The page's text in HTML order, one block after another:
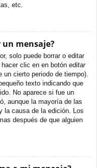
etc.
un mensaje?
solo puede borrar o editar
clic en en botón editar
cierto periodo de tiempo).
texto indicando que
No aparece si fue un
aunque la mayoría de las
la causa de la edición. Los
después de que alguien